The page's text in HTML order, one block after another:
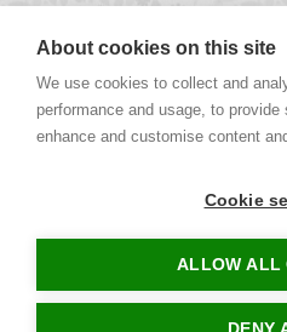
Uhříněveská 12 | CZ - 252 43
Tel.: +420 267 750 405 non-
+420 721 244 106 |
Restaurant
Heiraten in Prag
Restaurant
Restaurant in Prag
About cookies on this site
We use cookies to collect and
performance and usage, to
enhance and customise content
Cookie
ALLOW ALL